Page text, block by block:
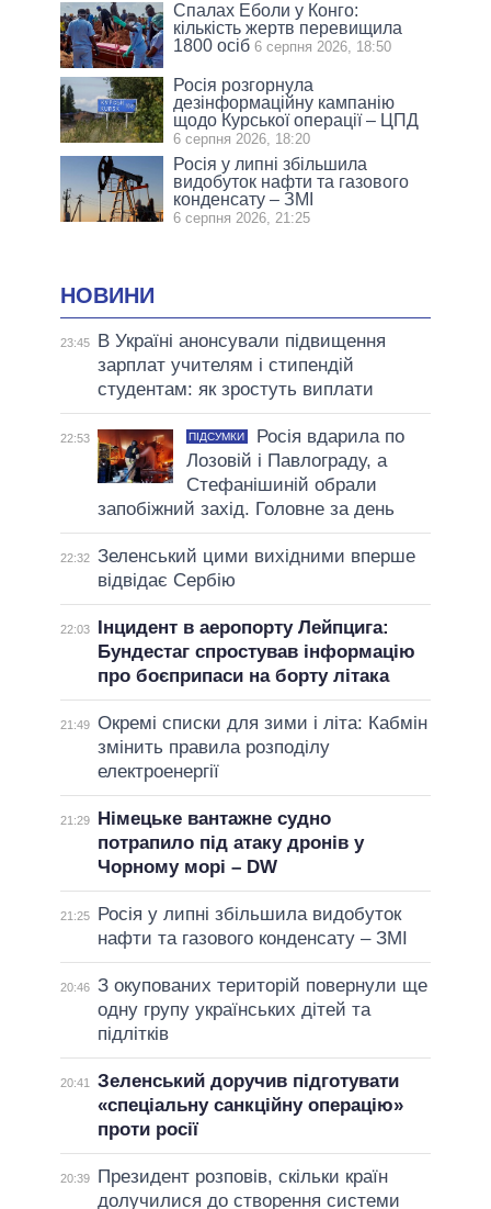
Спалах Еболи у Конго:
кількість жертв перевищила
1800 осіб 6 серпня 2026, 18:50
Росія розгорнула
дезінформаційну кампанію
щодо Курської операції – ЦПД
6 серпня 2026, 18:20
Росія у липні збільшила
видобуток нафти та газового
конденсату – ЗМІ
6 серпня 2026, 21:25
НОВИНИ
23:45
В Україні анонсували підвищення
зарплат учителям і стипендій
студентам: як зростуть виплати
22:53 ПІДСУМКИ
Росія вдарила по
Лозовій і Павлограду, а
Стефанішиній обрали
запобіжний захід. Головне за день
22:32 Зеленський цими вихідними вперше
відвідає Сербію
22:03
Інцидент в аеропорту Лейпцига:
Бундестаг спростував інформацію
про боєприпаси на борту літака
21:49 Окремі списки для зими і літа: Кабмін
змінить правила розподілу
електроенергії
21:29
Німецьке вантажне судно
потрапило під атаку дронів у
Чорному морі – DW
21:25
Росія у липні збільшила видобуток
нафти та газового конденсату – ЗМІ
20:46 З окупованих територій повернули ще
одну групу українських дітей та
підлітків
20:41
Зеленський доручив підготувати
«спеціальну санкційну операцію»
проти росії
20:39
Президент розповів, скільки країн
долучилися до створення системи